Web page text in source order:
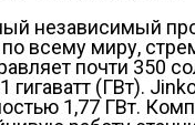
независимый
всему миру,
почти 350
(ГВт).
1,77 ГВт.